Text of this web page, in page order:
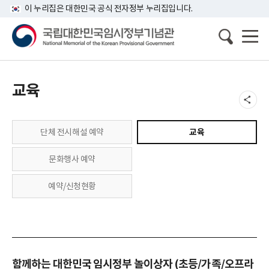
이 누리집은 대한민국 공식 전자정부 누리집입니다.
교육
단체 전시해설 예약 교육
문화행사 예약
예약/신청현황
함께하는 대한민국 임시정부 놀이상자 (초등/가족/오프라